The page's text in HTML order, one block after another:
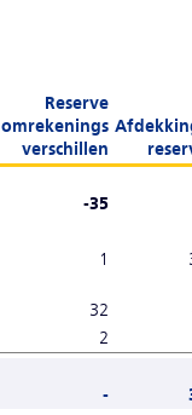
Reserve
omrekenings
verschillen
-35
1
32
2
-